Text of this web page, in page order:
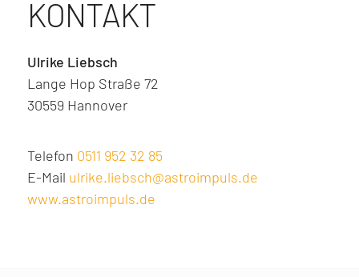
KONTAKT
Ulrike Liebsch
Lange Hop Straße 72
30559 Hannover
Telefon 0511 952 32 85
E-Mail ulrike.liebsch@astroimpuls.de
www.astroimpuls.de